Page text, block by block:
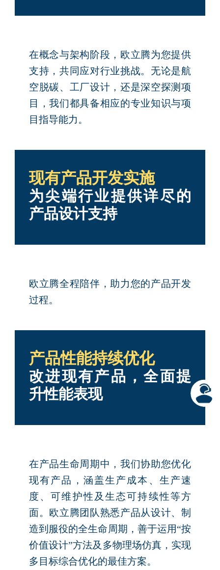
在概念与架构阶段，欧立腾为您提供
支持，共同应对行业挑战。无论是航
空脱碳、工厂设计，还是深空探测项
目，我们都具备相应的专业知识与项
目指导能力。
现有产品开发实施
为尖端行业提供详尽的
产品设计支持
欧立腾全程陪伴，助力您的产品开发
过程。
产品性能持续优化
改进现有产品，全面提
升性能表现
在产品生命周期中，我们协助您优化
现有产品，涵盖生产成本、生产速
度、可维护性及生态可持续性等方
面。欧立腾团队熟悉产品从设计、制
造到服役的全生命周期，善于运用“按
价值设计”方法及多物理场仿真，实现
多目标综合优化的最佳方案。